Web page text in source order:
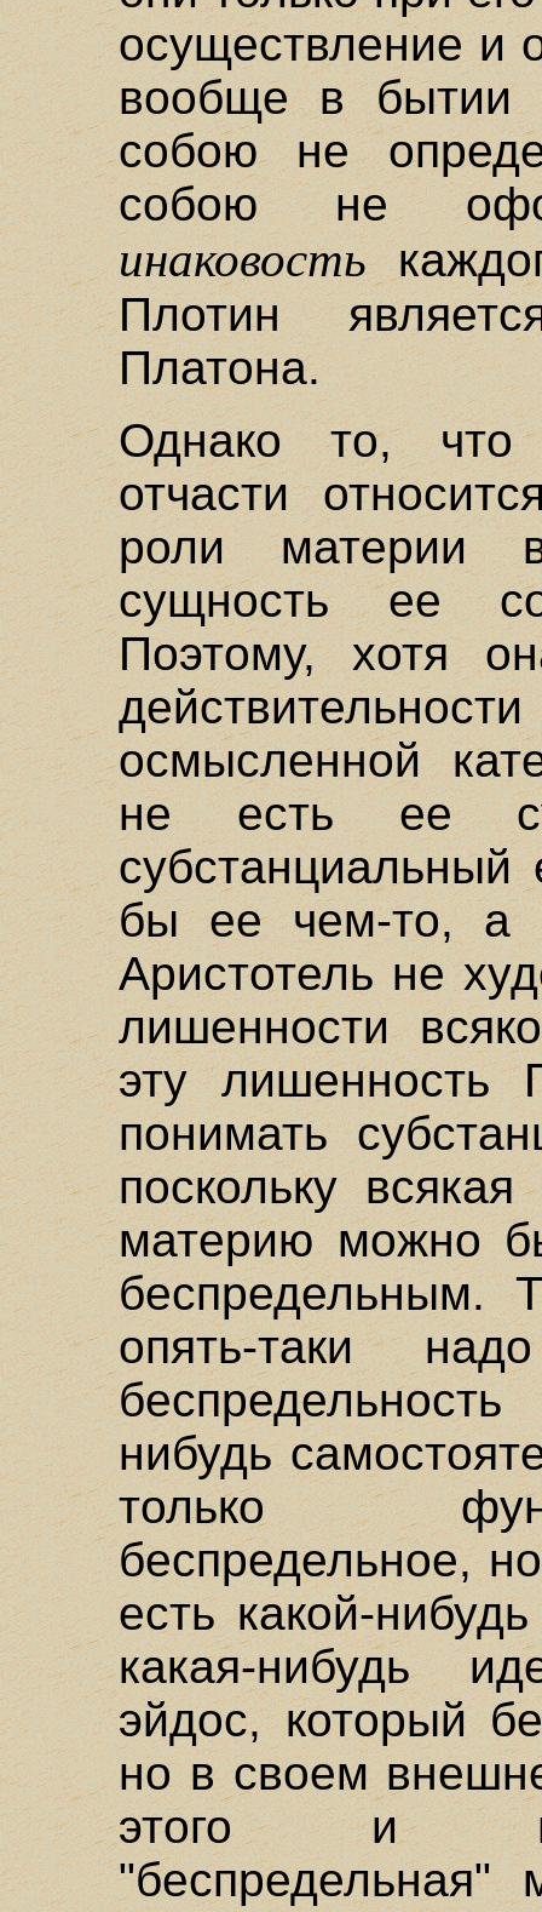
осуществление и
вообще в бытии
собою не
собою не
инаковость
Плотин
Платона.
Однако то, что
отчасти
роли
сущность ее
Поэтому, хотя
осмысленной
не есть ее
бы ее чем-то, а
Аристотель не
лишенности
эту лишенность
понимать
поскольку
материю можно
беспредельным.
опять-таки
нибудь
только
беспредельное,
есть какой-
какая-нибудь
эйдос, который
но в своем
этого и
"беспредельная"